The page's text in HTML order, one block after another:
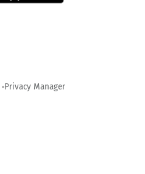
Privacy Manager